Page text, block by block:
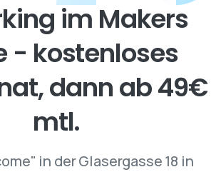
king im Makers
- kostenloses
at,dannab49€
mtl.
in der Glasergasse 18 in